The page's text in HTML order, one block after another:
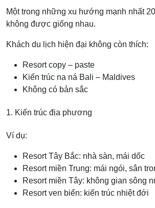
Một trong những xu hướng mạnh nhất
không được giống nhau.
Khách du lịch hiện đại không còn thích:
Resort copy – paste
Kiến trúc na ná Bali – Maldives
Không có bản sắc
1. Kiến trúc địa phương
Ví dụ:
Resort Tây Bắc: nhà sàn, mái dốc
Resort miền Trung: mái ngói, sân
Resort miền Tây: không gian sông
Resort ven biển: kiến trúc nhiệt đới